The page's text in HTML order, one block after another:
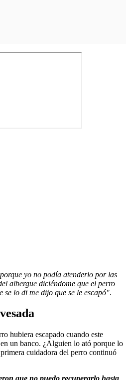
yo no podía atenderlo por las
albergue diciéndome que el perro
se lo di me dijo que se le escapó".
hubiera escapado cuando este
en un banco. ¿Alguien lo ató porque lo
cuidadora del perro continuó